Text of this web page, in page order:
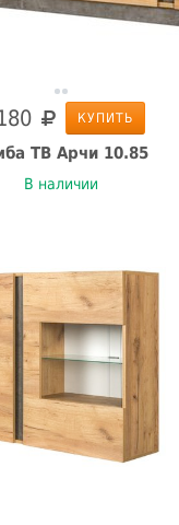
КУПИТЬ
ТВ Арчи 10.85
В наличии